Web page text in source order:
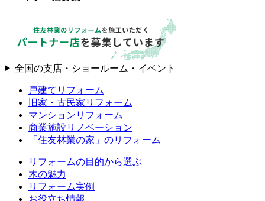
全国の支店・ショールーム・イベント
戸建てリフォーム
旧家・古民家リフォーム
マンションリフォーム
商業施設リノベーション
「住友林業の家」のリフォーム
リフォームの目的から選ぶ
木の魅力
リフォーム実例
お役立ち情報